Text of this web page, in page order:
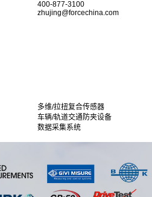
400-877-3100
zhujing@forcechina.com
多维/拉扭复合传感器
车辆/轨道交通防夹设备
数据采集系统